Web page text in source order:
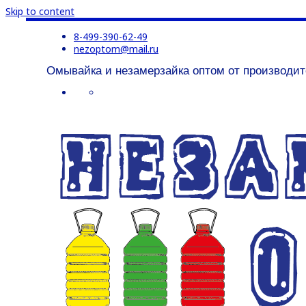
Skip to content
8-499-390-62-49
nezoptom@mail.ru
Омывайка и незамерзайка оптом от